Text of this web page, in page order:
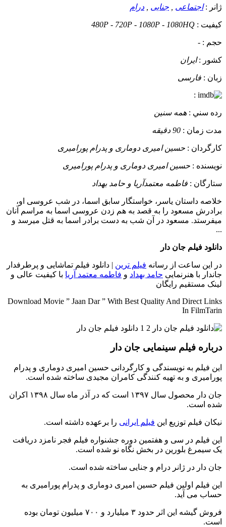
ژانر :اجتماعی جنایی درام
کيفيت : 480P - 720P - 1080P - 1080HQ
حجم : -
کشور :ایران
زبان : فارسی
:
رده سني : همه سنین
مدت زمان : 90 دقیقه
کارگردان : حسین امیری دوماری و پدرام پورامیری
نويسنده : حسین امیری دوماری و پدرام پورامیری
ستارگان : فاطمه معتمدآریا و حامد بهداد
خلاصه داستان یاسر، خواستگار سابق اسما، در شب عروسی او،
برادرش مسعود را به قصد به هم زدن عروسی اسما به مراسم آنان
میفرستد. مسعود در آن شب به دست برادر اسما به قتل میرسد و
...
دانلود فیلم جان دار
در این ساعت از رسانه فیلم ترین | دانلود فیلم تماشایی و پرطرفدار
جاندار با هنرنمایی حامد بهداد و فاطمه معتمد آریا با کیفیت عالی و
لینک مستقیم رایگان
Download Movie ” Jaan Dar ” With Best Quality And Direct Links
In FilmTarin
درباره فیلم سینمایی جان دار
این فیلم به نویسندگی و کارگردانی حسین امیری دوماری و پدرام
پورامیری و به تهیه کنندگی کامران مجیدی ساخته شده است.
جان دار محصول سال ۱۳۹۷ است که در آذر ماه سال ۱۳۹۸ اکران
شده است.
نیکان فیلم توزیع این فیلم ایرانی را برعهده داشته است.
این فیلم در سی و هفتمین دوره جشنواره فیلم فجر نامزد دریافت
یک سیمرغ بلورین در بخش نگاه نو شده است.
جان دار در ژانر درام و جنایی ساخته شده است.
این فیلم اولین فیلم حسین امیری دوماری و پدرام پورامیری به
حساب می آید.
فروش گیشه این اثر حدود ۳ میلیارد و ۷۰۰ میلیون تومان بوده
است.